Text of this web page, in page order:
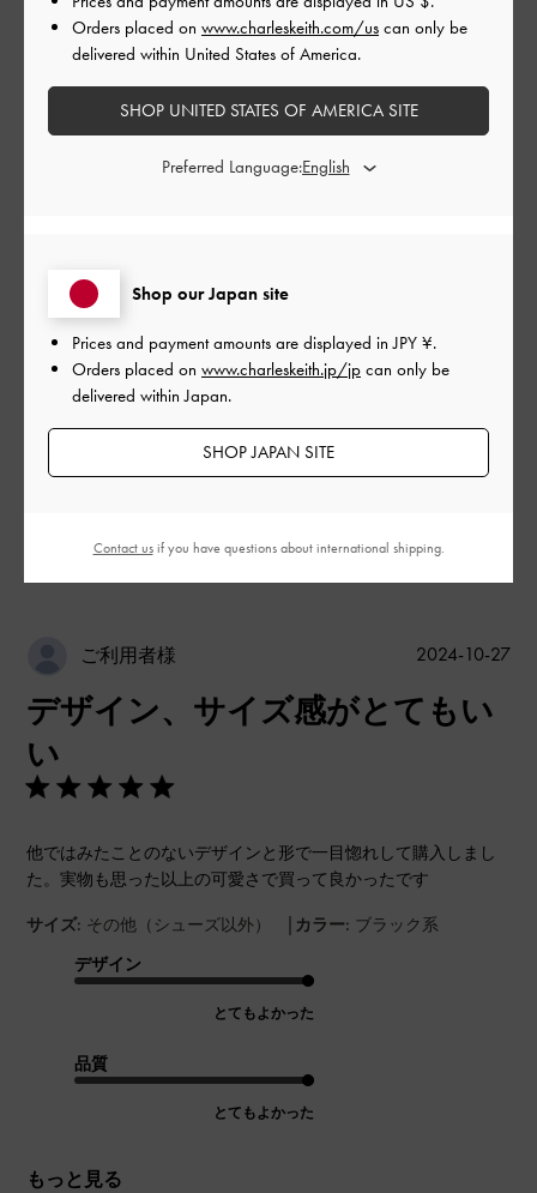
1
0
レビューを書く
品質
とてもよかった
もっと見る
並べ替え:
ご利用者様
デザイン、サイズ感がとてもい
い
他ではみたことのないデザインと形で一目惚れして購入しまし
た。実物も思った以上の可愛さで買って良かったです
サイズ: その他（シューズ以外） | カラー: ブラック系
デザイン
とてもよかった
品質
とてもよかった
もっと見る
公
2024-10-27
Shop our Japan site
Prices and payment amounts are displayed inJPY ¥.
Orders placed on www.charleskeith.jp/jp can only be
delivered within Japan.
SHOP JAPAN SITE
Orders placed on www.charleskeith.com/us can only be
delivered within United States of America.
SHOP UNITED STATES OF AMERICA SITE
Preferred Language:
Contact usif you have questions about international shipping.